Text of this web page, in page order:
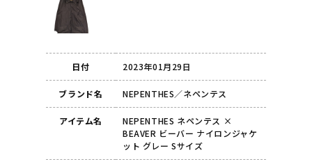
日付 2023年01月29日
ブランド名 NEPENTHES／ネペンテス
アイテム名
NEPENTHES ネペンテス ×
BEAVER ビーバー ナイロンジャケ
ット グレー Sサイズ